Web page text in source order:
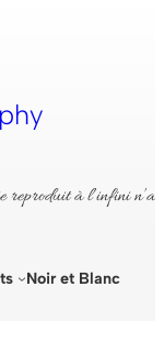
reproduit à l’infini n’a
Noir et Blanc